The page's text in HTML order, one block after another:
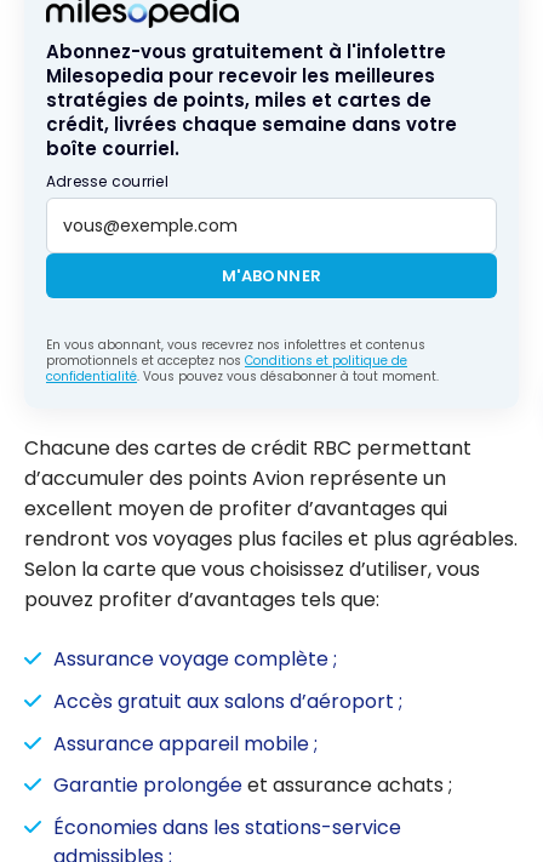
et Avion
Élite ?
Avion vers
Asia Miles
de Cathay
Pacific
Abonnez-vous gratuitement à l'infolettre
Milesopedia pour recevoir les meilleures
stratégies de points, miles et cartes de
crédit, livrées chaque semaine dans votre
boîte courriel.
Adresse courriel
M'ABONNER
En vous abonnant, vous recevrez nos infolettres et contenus
promotionnels et acceptez nos Conditions et politique de
confidentialité. Vous pouvez vous désabonner à tout moment.
Chacune des cartes de crédit RBC permettant
d’accumuler des points Avion représente un
excellent moyen de profiter d’avantages qui
rendront vos voyages plus faciles et plus agréables.
Selon la carte que vous choisissez d’utiliser, vous
pouvez profiter d’avantages tels que:
Assurance voyage complète ;
Accès gratuit aux salons d’aéroport ;
Assurance appareil mobile ;
Garantie prolongéeet assurance achats ;
Économies dans les stations-service
admissibles ;